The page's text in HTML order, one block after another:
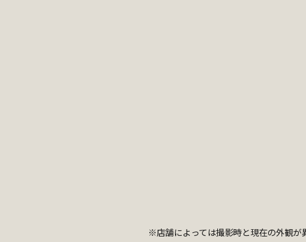
※店舗によっては撮影時と現在の外観が